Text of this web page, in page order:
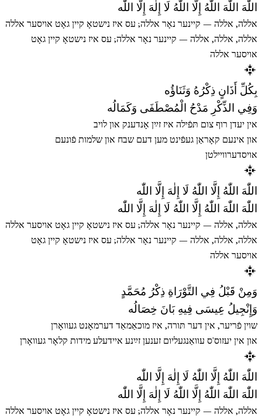
اللّٰهَ اللّٰهَ اللّٰهُ إِلَّا اللّٰهُ لَا إِلٰهَ إِلَّا اللّٰه
אללה, אללה — קיינער נאָר אללה; עס איז נישטאָ קיין גאָט אויסער אללה
אללה, אללה, אללה — קיינער נאָר אללה; עס איז נישטאָ קיין גאָט
אויסער אללה
بِكُلِّ أَذَانٍ ذِكْرُهُ وَثَنَاؤُه
وَفِي الذِّكْرِ مَدْحُ الْمُصْطَفَى وَكَمَالُه
אין יעדן רוף צום תּפֿילה איז זײַן אָנדענק און לויב
און אינעם קאָראַן געפֿינט מען דעם שבח און שלמות פֿונעם
אויסדערוויילטן
اللّٰهَ اللّٰهُ إِلَّا اللّٰهُ لَا إِلٰهَ إِلَّا اللّٰه
اللّٰهَ اللّٰهَ اللّٰهُ إِلَّا اللّٰهُ لَا إِلٰهَ إِلَّا اللّٰه
אללה, אללה — קיינער נאָר אללה; עס איז נישטאָ קיין גאָט אויסער אללה
אללה, אללה, אללה — קיינער נאָר אללה; עס איז נישטאָ קיין גאָט
אויסער אללה
وَمِنْ قَبْلُ فِي التَّوْرَاةِ ذِكْرُ مُحَمَّدٍ
وَإِنْجِيلُ عِيسَى فِيهِ بَانَ خِصَالُه
שוין פֿריער, אין דער תּורה, איז מוכאַמאַד דערמאָנט געוואָרן
און אין יעזוס'ס עוואַנגעליום זענען זײַנע איידעלע מידות קלאָר געוואָרן
اللّٰهَ اللّٰهُ إِلَّا اللّٰهُ لَا إِلٰهَ إِلَّا اللّٰه
اللّٰهَ اللّٰهَ اللّٰهُ إِلَّا اللّٰهُ لَا إِلٰهَ إِلَّا اللّٰه
אללה, אללה — קיינער נאָר אללה; עס איז נישטאָ קיין גאָט אויסער אללה